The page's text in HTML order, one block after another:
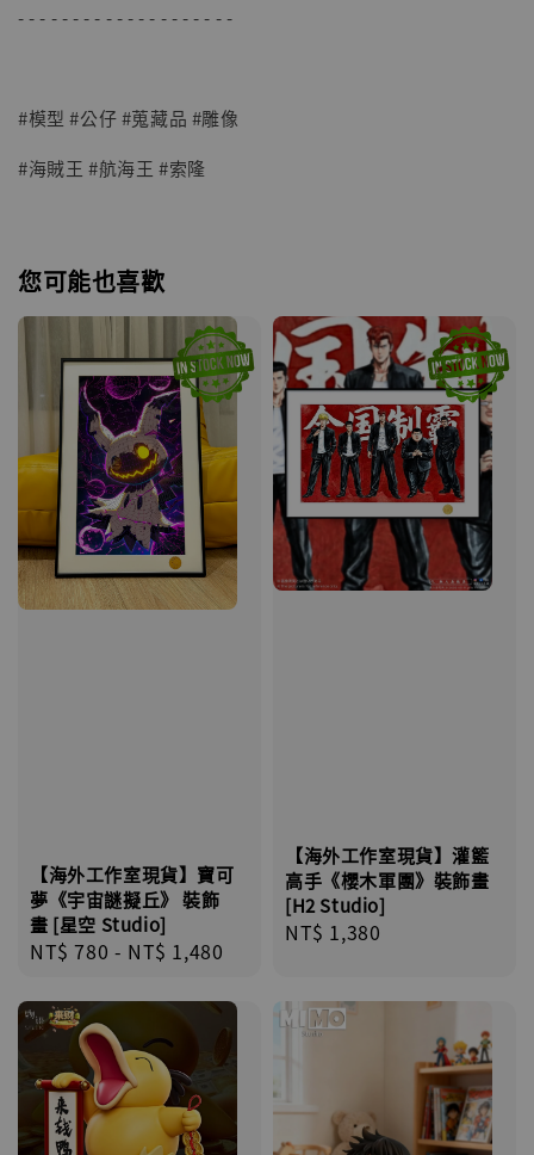
- - - - - - - - - - - - - - - - - - - -
#模型 #公仔 #蒐藏品 #雕像
#海賊王 #航海王 #索隆
您可能也喜歡
【海外工作室現貨】寶可
夢《宇宙謎擬丘》 裝飾
畫 [星空 Studio]
Regular
NT$ 780 - NT$ 1,480
【海外工作室現貨】灌籃
高手《櫻木軍團》裝飾畫
[H2 Studio]
Regular
NT$ 1,380